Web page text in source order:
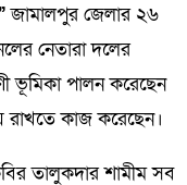
জামালপুর জেলার ২৬
নেতারা দলের
ভূমিকা পালন করেছেন
রাখতে কাজ করেছেন।
তালুকদার শামীম সব